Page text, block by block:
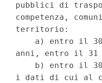
pubblici di
competenza,
territorio:
a) entro il
anni, entro il 31
b) entro il
i dati di cui al